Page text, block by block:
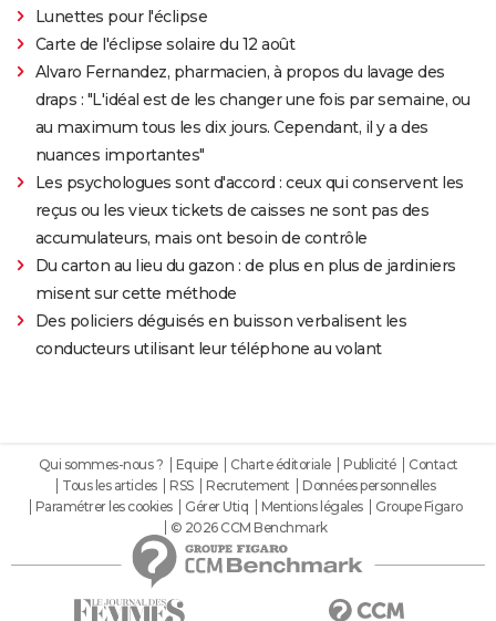
Lunettes pour l'éclipse
Carte de l'éclipse solaire du 12 août
Alvaro Fernandez, pharmacien, à propos du lavage des
draps : "L'idéal est de les changer une fois par semaine, ou
au maximum tous les dix jours. Cependant, il y a des
nuances importantes"
Les psychologues sont d'accord : ceux qui conservent les
reçus ou les vieux tickets de caisses ne sont pas des
accumulateurs, mais ont besoin de contrôle
Du carton au lieu du gazon : de plus en plus de jardiniers
misent sur cette méthode
Des policiers déguisés en buisson verbalisent les
conducteurs utilisant leur téléphone au volant
Qui sommes-nous ? Equipe Charte éditoriale Publicité
Contact
Tous les articles
RSS Recrutement
Données personnelles
Paramétrer les cookies
Gérer Utiq Mentions légales
Groupe Figaro
© 2026 CCM Benchmark